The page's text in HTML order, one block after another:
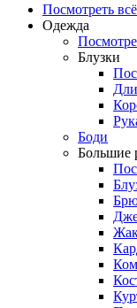
Посмотреть всё
Одежда
Блузки
Боди
Большие